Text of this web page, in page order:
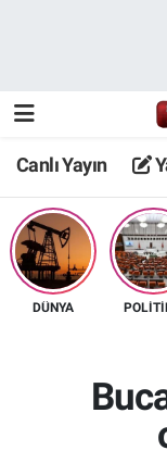
Canlı Yayın
DÜNYA
TV 5 Ekranı